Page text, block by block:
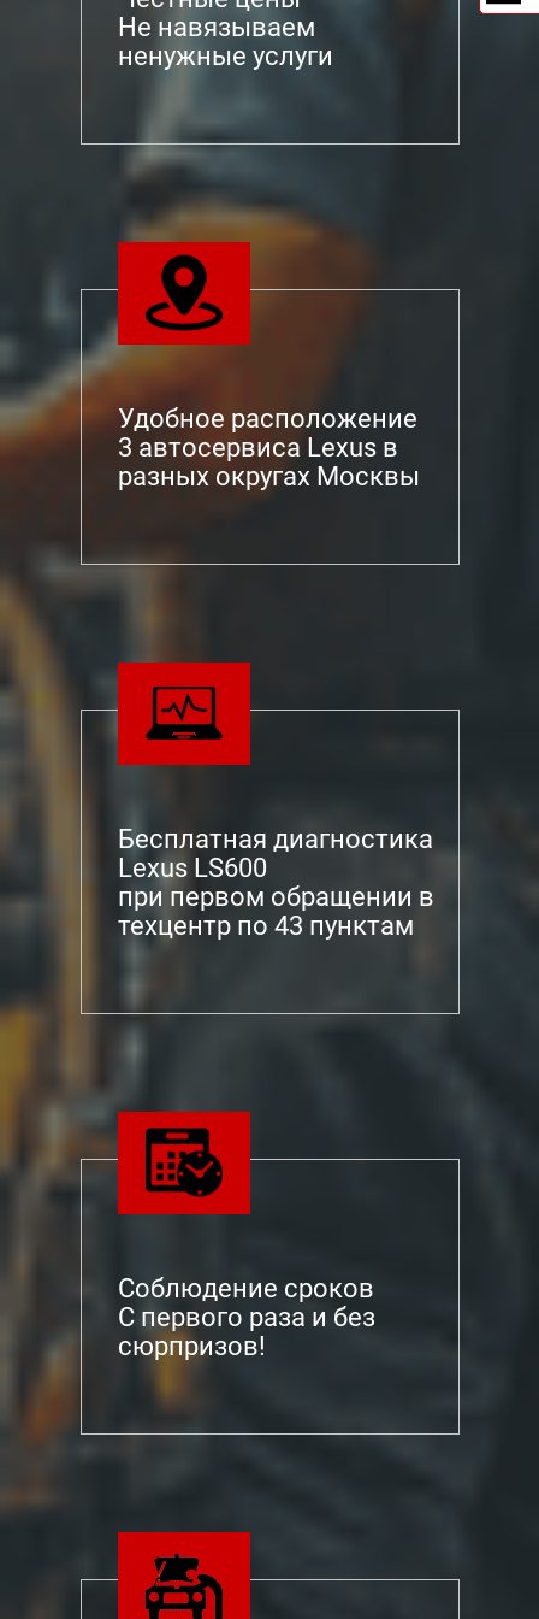
Не навязываем
ненужные услуги
Удобное расположение
3 автосервиса Lexus в
разных округах Москвы
Бесплатная диагностика
Lexus LS600
при первом обращении в
техцентр по 43 пунктам
Соблюдение сроков
С первого раза и без
сюрпризов!